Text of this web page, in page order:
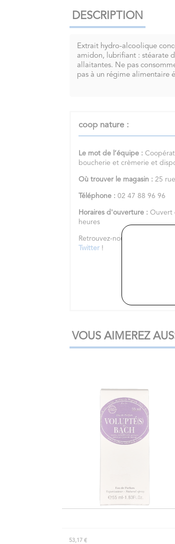
DESCRIPTION
Extrait hydro-alcoolique
amidon, lubrifiant : stéarate
allaitantes. Ne pas
pas à un régime alimentaire
coop nature :
Le mot de l’équipe :
boucherie et crèmerie et
Où trouver le magasin :25
Téléphone :02 47 88 96 96
Horaires d'ouverture :Ouvert
heures
Retrouvez-nous sur notre
Twitter !
VOUS AIMEREZ
53,17 €